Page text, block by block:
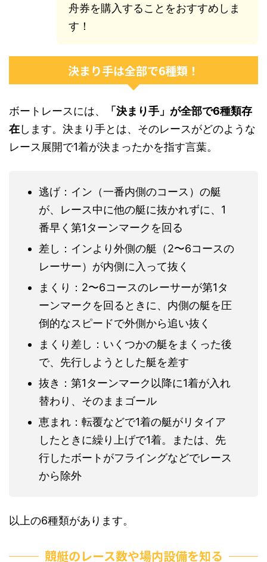
舟券を購入することをおすすめしま
す！
決まり手は全部で6種類！
ボートレースには、
「決まり手」が全部で6種類存
在します。決まり手とは、そのレースがどのような
レース展開で1着が決まったかを指す言葉。
逃げ：イン（一番内側のコース）の艇
が、レース中に他の艇に抜かれずに、1
番早く第1ターンマークを回る
差し：インより外側の艇（2〜6コースの
レーサー）が内側に入って抜く
まくり：2〜6コースのレーサーが第1タ
ーンマークを回るときに、内側の艇を圧
倒的なスピードで外側から追い抜く
まくり差し：いくつかの艇をまくった後
で、先行しようとした艇を差す
抜き：第1ターンマーク以降に1着が入れ
替わり、そのままゴール
恵まれ：転覆などで1着の艇がリタイア
したときに繰り上げで1着。または、先
行したボートがフライングなどでレース
から除外
以上の6種類があります。
競艇のレース数や場内設備を知る